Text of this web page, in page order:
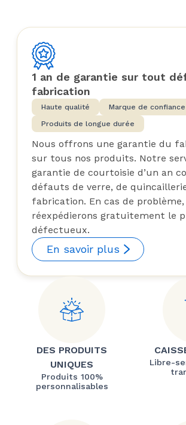
1 an de garantie sur tout
fabrication
Haute qualité
Marque de confiance
Produits de longue durée
Nous offrons une garantie du
sur tous nos produits. Notre
garantie de courtoisie d’un an
défauts de verre, de
fabrication. En cas de problème,
réexpédierons gratuitement le
défectueux.
En savoir plus
DES PRODUITS
UNIQUES
Produits 100%
personnalisables
Libre-